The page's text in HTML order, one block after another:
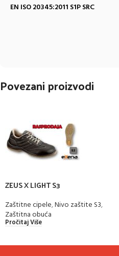
EN ISO 20345:2011 S1P SRC
Povezani proizvodi
ZEUS X LIGHT S3
Zaštitne cipele,Nivo zaštite S3,
Zaštitna obuća
Pročitaj Više